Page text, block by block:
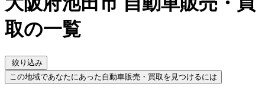
取の一覧
絞り込み
この地域であなたにあった自動車販売・買取を見つけるには